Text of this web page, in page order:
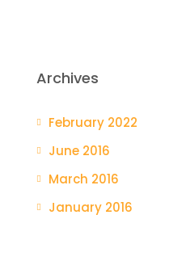
Archives
February 2022
June 2016
March 2016
January 2016